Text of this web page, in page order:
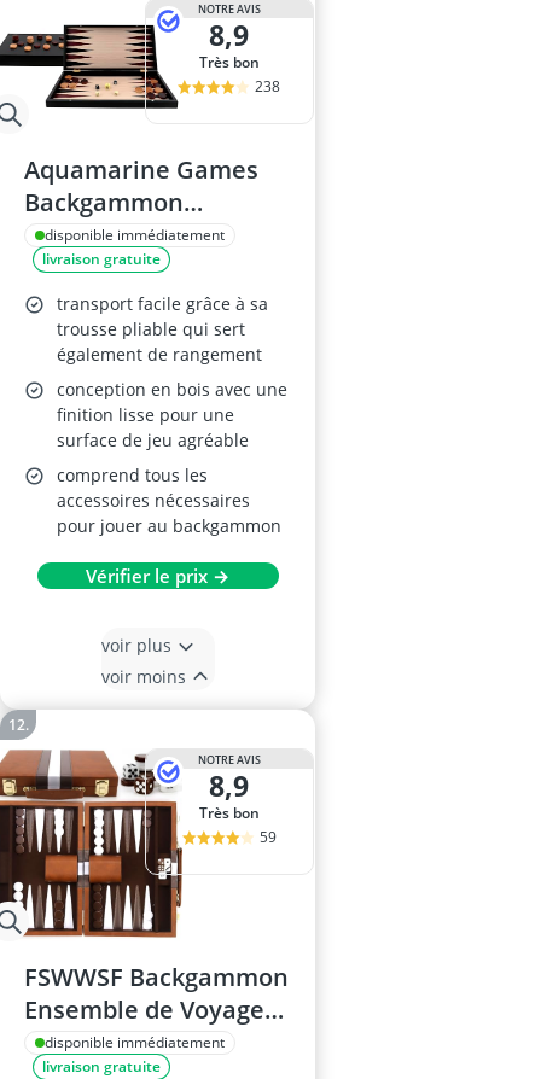
NOTRE AVIS
8,9
Très bon
238
Aquamarine Games
Backgammon
Compudid CP033
disponible immédiatement
livraison gratuite
transport facile grâce à sa
trousse pliable qui sert
également de rangement
conception en bois avec une
finition lisse pour une
surface de jeu agréable
comprend tous les
accessoires nécessaires
pour jouer au backgammon
Vérifier le prix →
voir plus
voir moins
NOTRE AVIS
8,9
Très bon
59
FSWWSF Backgammon
Ensemble de Voyage
en Bois
disponible immédiatement
livraison gratuite